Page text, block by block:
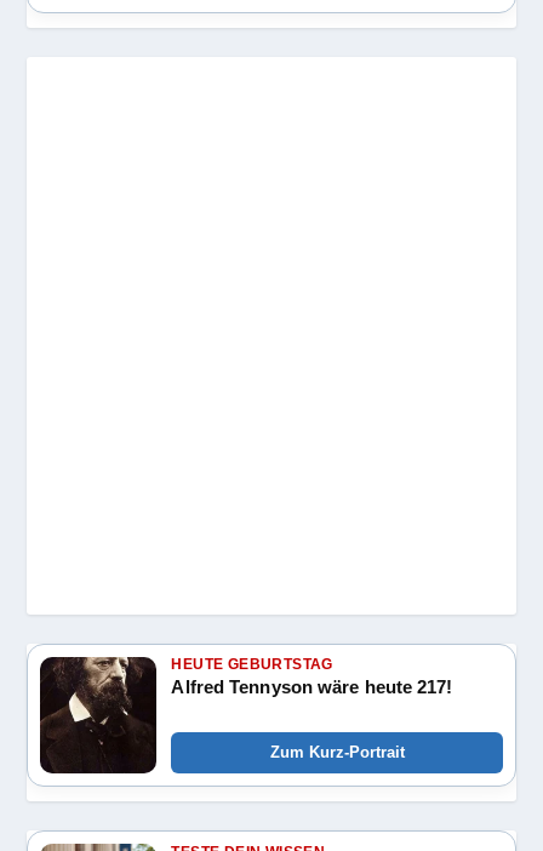
HEUTE GEBURTSTAG
Alfred Tennyson wäre heute 217!
Zum Kurz-Portrait